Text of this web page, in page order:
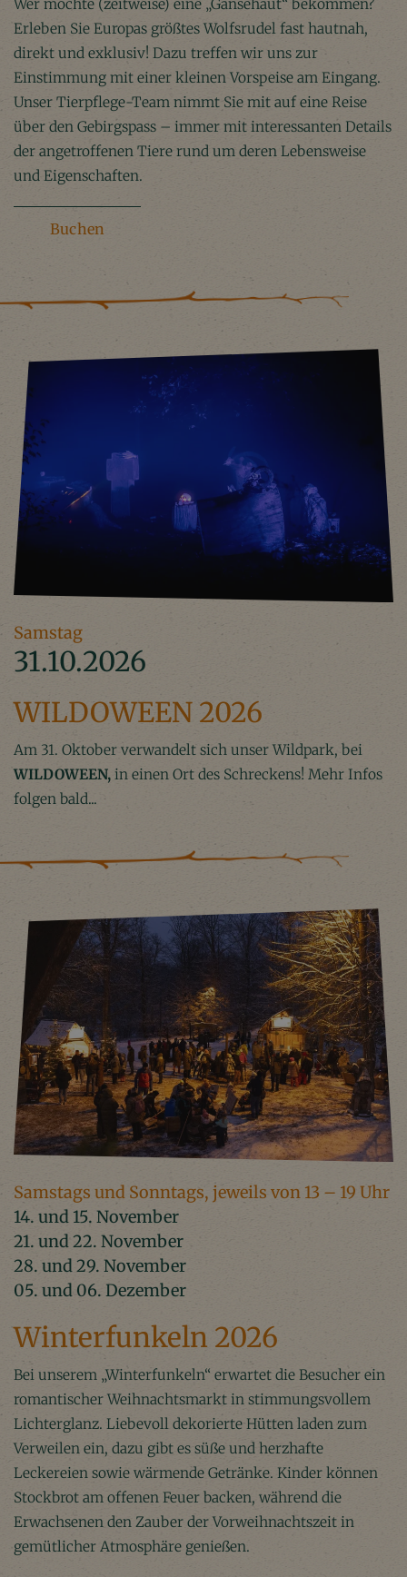
Wer möchte (zeitweise) eine „Gänsehaut“ bekommen?
Erleben Sie Europas größtes Wolfsrudel fast hautnah,
direkt und exklusiv! Dazu treffen wir uns zur
Einstimmung mit einer kleinen Vorspeise am Eingang.
Unser Tierpflege-Team nimmt Sie mit auf eine Reise
über den Gebirgspass – immer mit interessanten Details
der angetroffenen Tiere rund um deren Lebensweise
und Eigenschaften.
Buchen
Samstag
31.10.2026
WILDOWEEN 2026
Am 31. Oktober verwandelt sich unser Wildpark, bei
WILDOWEEN, in einen Ort des Schreckens! Mehr Infos
folgen bald...
Samstags und Sonntags, jeweils von 13 – 19 Uhr
14. und 15. November
21. und 22. November
28. und 29. November
05. und 06. Dezember
Winterfunkeln 2026
Bei unserem „Winterfunkeln“ erwartet die Besucher ein
romantischer Weihnachtsmarkt in stimmungsvollem
Lichterglanz. Liebevoll dekorierte Hütten laden zum
Verweilen ein, dazu gibt es süße und herzhafte
Leckereien sowie wärmende Getränke. Kinder können
Stockbrot am offenen Feuer backen, während die
Erwachsenen den Zauber der Vorweihnachtszeit in
gemütlicher Atmosphäre genießen.